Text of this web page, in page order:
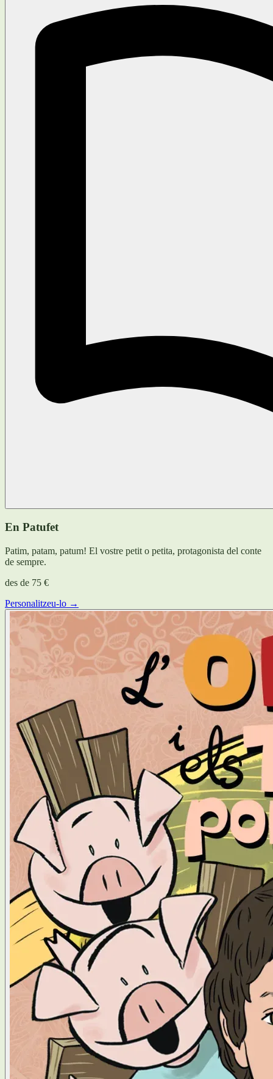
En Patufet
Patim, patam, patum! El vostre petit o petita, protagonista del conte
de sempre.
des de 75 €
Personalitzeu-lo →